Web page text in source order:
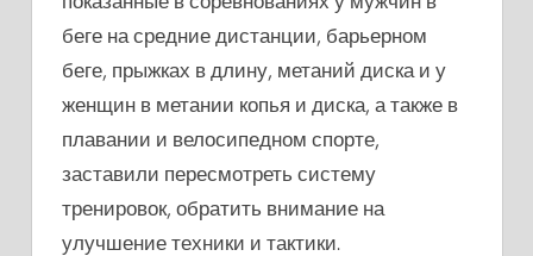
беге на средние дистанции, барьерном
беге, прыжках в длину, метаний диска и у
женщин в метании копья и диска, а также в
плавании и велосипедном спорте,
заставили пересмотреть систему
тренировок, обратить внимание на
улучшение техники и тактики.